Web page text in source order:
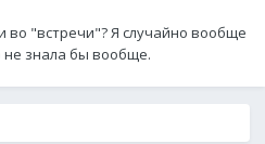
"встречи"? Я случайно вообще
не знала бы вообще.